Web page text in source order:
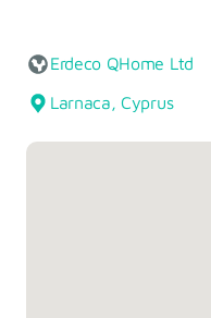
Erdeco QHome Ltd
Larnaca, Cyprus